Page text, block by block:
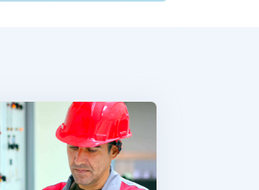
2: Diseño de Programas Formativos a partir